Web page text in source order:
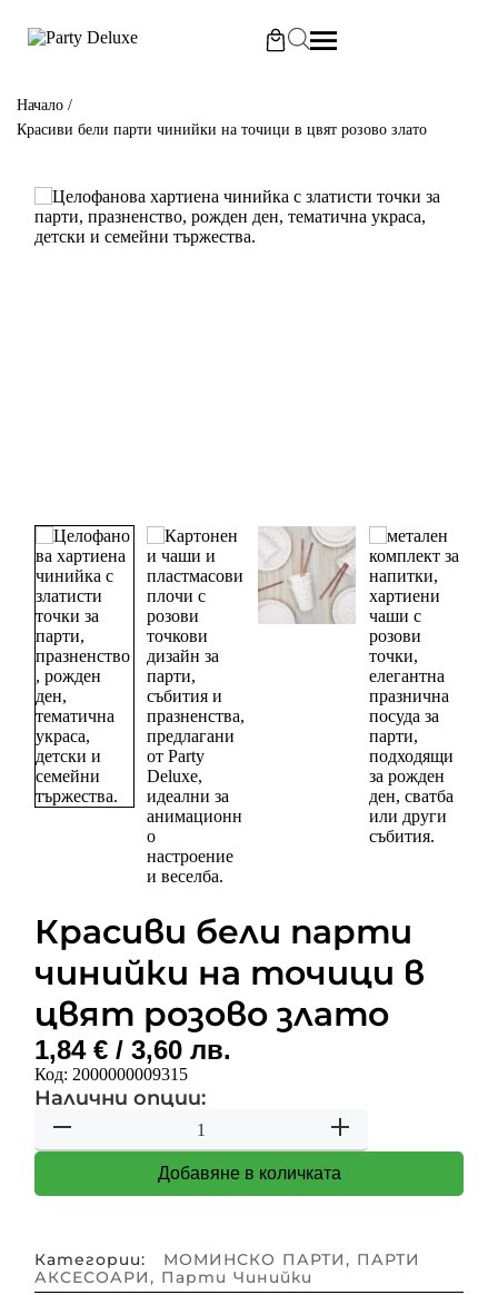
Начало /
Красиви бели парти чинийки на точици в цвят розово злато
Красиви бели парти
чинийки на точици в
цвят розово злато
1,84 €/ 3,60 лв.
Код: 2000000009315
Налични опции:
Добавяне в количката
Категории: МОМИНСКО ПАРТИ , ПАРТИ
АКСЕСОАРИ , Парти Чинийки